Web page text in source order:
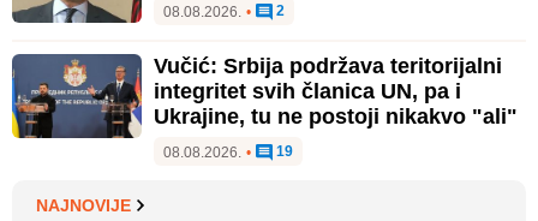
08.08.2026. • 2
Vučić: Srbija podržava teritorijalni
integritet svih članica UN, pa i
Ukrajine, tu ne postoji nikakvo "ali"
08.08.2026. • 19
NAJNOVIJE